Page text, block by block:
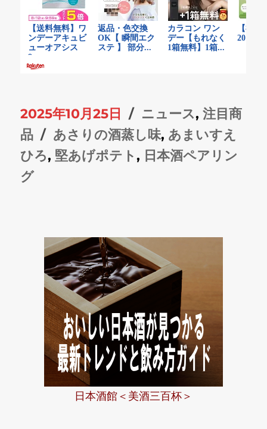
投
稿
日:
2025年10月25日
カ
テ
ゴ
ニュース,注目商
品
タ
グ
あさりの酒蒸し味, あまいすえ
ひろ, 堅あげポテト, 日本酒ペアリン
グ
日本酒館＜美酒三百杯＞